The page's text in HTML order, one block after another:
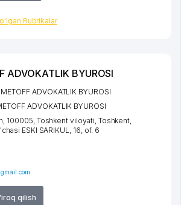
Rubrikalar
ADVOKATLIK BYUROSI
qilish
ADVOKATLIK BYUROSI
ADVOKATLIK BYUROSI
100005, Toshkent viloyati Toshkent
ESKI SARIKUL
, 16, of. 6